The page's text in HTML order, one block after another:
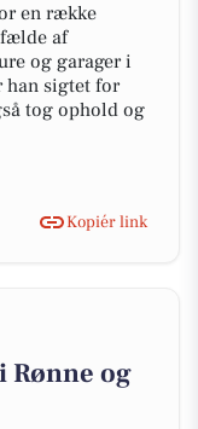
en række
af
og garager i
han sigtet for
tog ophold og
Kopiér link
Rønne og